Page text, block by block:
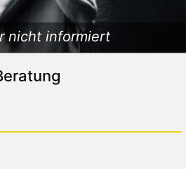
nicht informiert